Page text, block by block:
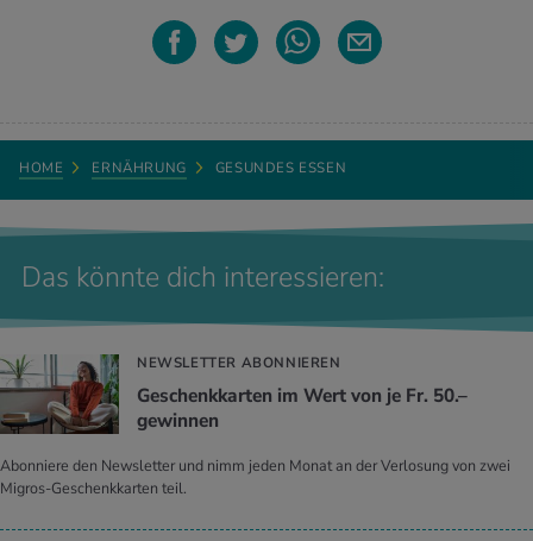
HOME ERNÄHRUNG GESUNDES ESSEN
Das könnte dich interessieren:
NEWSLETTER ABONNIEREN
Geschenkkarten im Wert von je Fr. 50.–
gewinnen
Abonniere den Newsletter und nimm jeden Monat an der Verlosung von zwei
Migros-Geschenkkarten teil.